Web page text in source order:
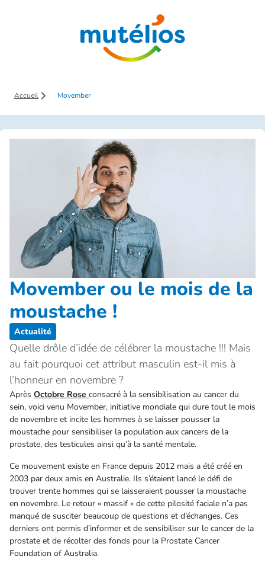
Accueil Movember
Movember ou le mois de la
moustache !
Actualité
Quelle drôle d’idée de célébrer la moustache !!! Mais
au fait pourquoi cet attribut masculin est-il mis à
l’honneur en novembre ?
Après Octobre Rose consacré à la sensibilisation au cancer du
sein, voici venu Movember, initiative mondiale qui dure tout le mois
de novembre et incite les hommes à se laisser pousser la
moustache pour sensibiliser la population aux cancers de la
prostate, des testicules ainsi qu’à la santé mentale.
Ce mouvement existe en France depuis 2012 mais a été créé en
2003 par deux amis en Australie. Ils s’étaient lancé le défi de
trouver trente hommes qui se laisseraient pousser la moustache
en novembre. Le retour « massif » de cette pilosité faciale n’a pas
manqué de susciter beaucoup de questions et d’échanges. Ces
derniers ont permis d’informer et de sensibiliser sur le cancer de la
prostate et de récolter des fonds pour la Prostate Cancer
Foundation of Australia.